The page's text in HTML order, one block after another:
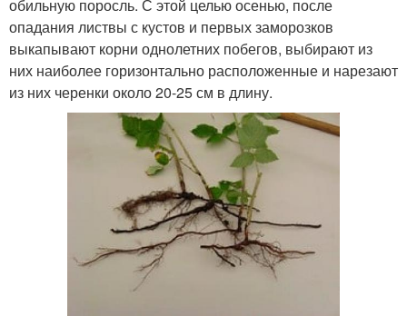
обильную поросль. С этой целью осенью, после
опадания листвы с кустов и первых заморозков
выкапывают корни однолетних побегов, выбирают из
них наиболее горизонтально расположенные и нарезают
из них черенки около 20-25 см в длину.